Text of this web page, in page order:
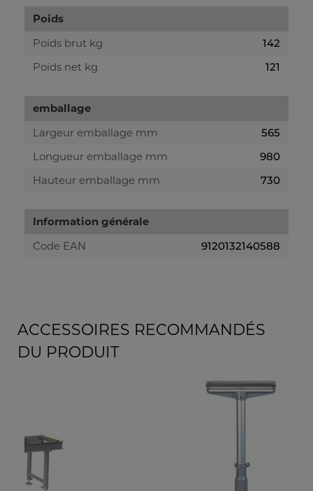
Poids
Poids brut kg
142
Poids net kg
121
emballage
Largeur emballage mm
565
Longueur emballage mm
980
Hauteur emballage mm
730
Information générale
Code EAN
9120132140588
ACCESSOIRES RECOMMANDÉS
DU PRODUIT